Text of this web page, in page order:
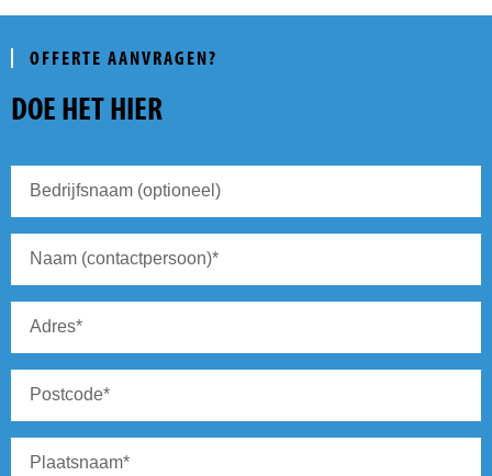
OFFERTE AANVRAGEN?
DOE HET HIER